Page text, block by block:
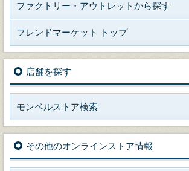
ファクトリー・アウトレットから探す
フレンドマーケット トップ
店舗を探す
モンベルストア検索
その他のオンラインストア情報